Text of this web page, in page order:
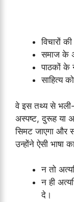
विचारों
समाज के
पाठकों के
साहित्य
वे इस तथ्य से भली-
अस्पष्ट, दुरूह या
सिमट जाएगा और
उन्होंने ऐसी भाषा
न तो
न ही
दे।